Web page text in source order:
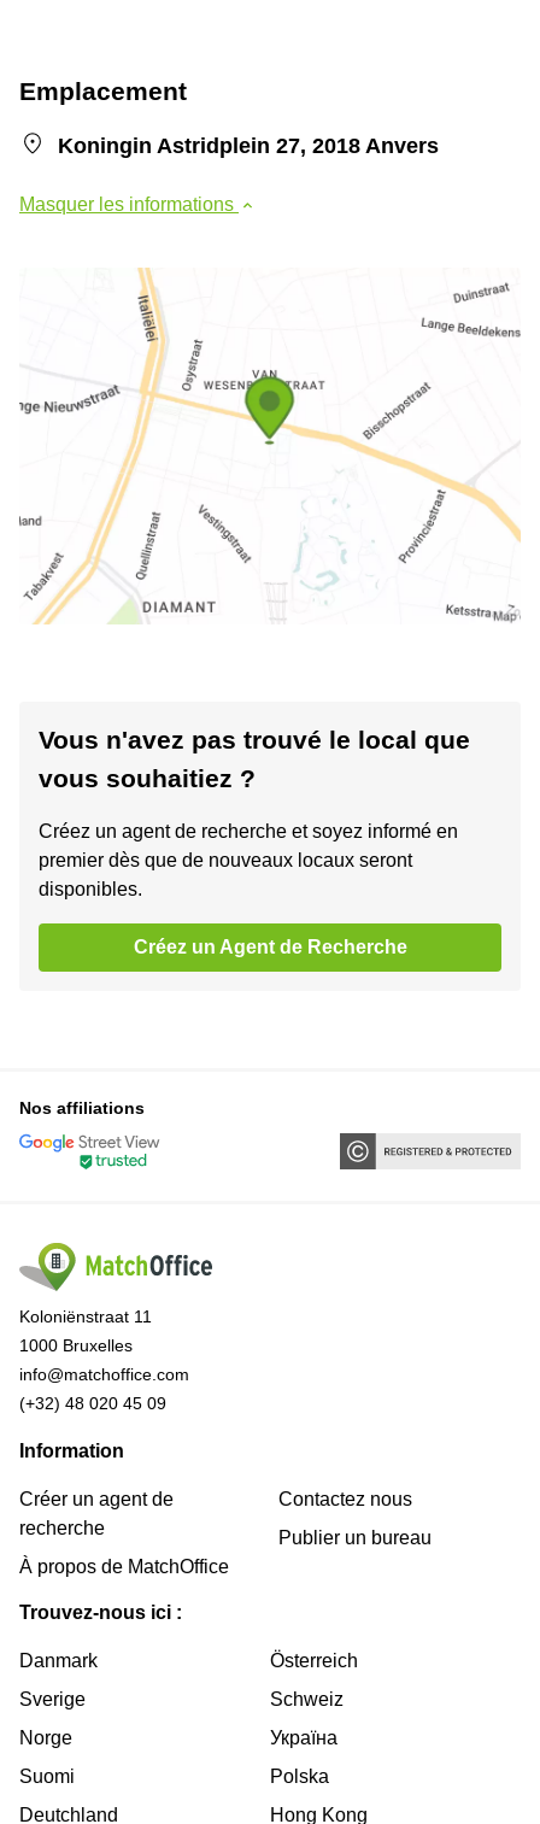
Emplacement
Koningin Astridplein 27, 2018 Anvers
Masquer les informations
Vous n'avez pas trouvé le local que
vous souhaitiez ?
Créez un agent de recherche et soyez informé en
premier dès que de nouveaux locaux seront
disponibles.
Créez un Agent de Recherche
Nos affiliations
Koloniënstraat 11
1000 Bruxelles
info@matchoffice.com
(+32) 48 020 45 09
Information
Créer un agent de
recherche
À propos de MatchOffice
Contactez nous
Publier un bureau
Trouvez-nous ici :
Danmark
Sverige
Norge
Suomi
Deutchland
Österreich
Schweiz
Україна
Polska
Hong Kong